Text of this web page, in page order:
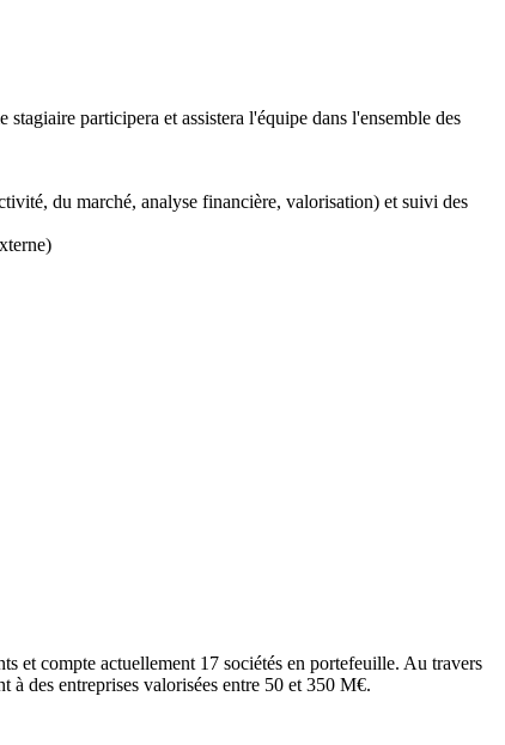
participera et assistera l'équipe dans l'ensemble des
du marché, analyse financière, valorisation) et suivi des
et compte actuellement 17 sociétés en portefeuille. Au travers
des entreprises valorisées entre 50 et 350 M€.